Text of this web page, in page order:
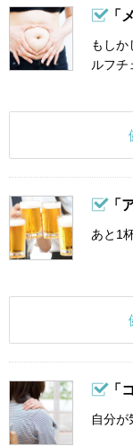
「
もしか
ルフチ
「
あと1
「
自分が